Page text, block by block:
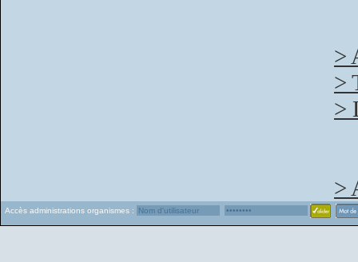
>
>
>
>
Accès administrations organismes :